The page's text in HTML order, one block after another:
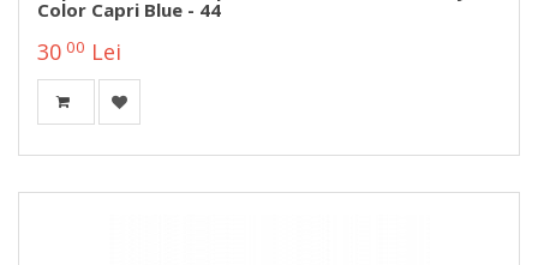
Color Capri Blue - 44
30 00 Lei